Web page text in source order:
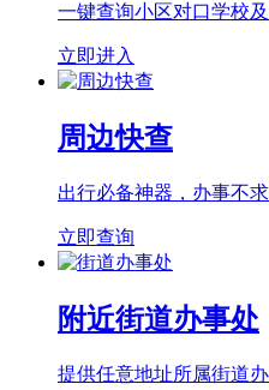
一键查询小区对口学校
立即进入
周边快查
出行必备神器，办事不求
立即查询
附近街道办事处
提供任意地址所属街道